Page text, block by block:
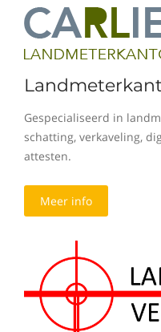
Gespecialiseerd in
schatting, verkaveling,
attesten.
Meer info